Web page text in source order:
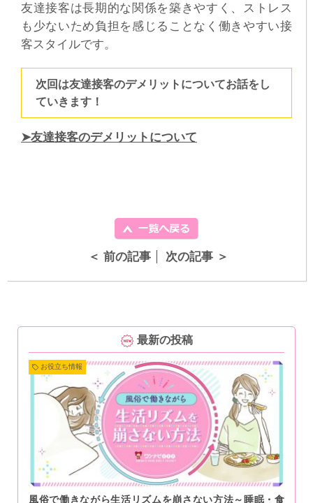
友達接客は長期的な関係を築きやすく、ストレス
も少ないため負担を感じることなく働きやすい接
客スタイルです。
次回は友達接客のデメリットについてお話をし
ていきます！
➤友達接客のデメリットについて
＜ 前の記事 次の記事 ＞
最新の投稿
お役立ち情報
風俗で働きながら生活リズムを崩さない方法～睡眠・食